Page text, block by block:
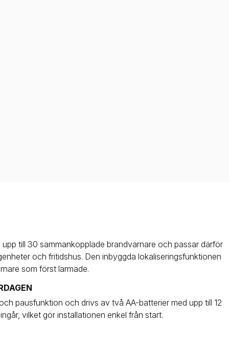
till 30 sammankopplade brandvarnare och passar därför
och fritidshus. Den inbyggda lokaliseringsfunktionen
som först larmade.
pausfunktion och drivs av två AA-batterier med upp till 12
vilket gör installationen enkel från start.